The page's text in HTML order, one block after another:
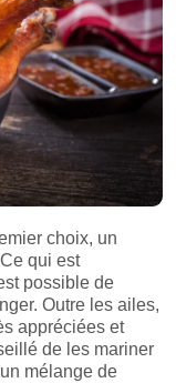
choix, un
qui est
possible de
Outre les ailes,
appréciées et
de les mariner
mélange de